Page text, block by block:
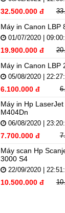
32.500.000 đ
Máy in Canon LBP
01/07/2020 |
19.900.000 đ
Máy in Canon LBP
05/08/2020 |
6.100.000 đ
Máy in Hp LaserJet
M404Dn
06/08/2020 |
7.700.000 đ
Máy scan Hp
3000 S4
22/09/2020 |
10.500.000 đ